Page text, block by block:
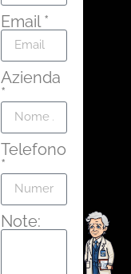
Email *
Azienda
*
Telefono
*
Note: